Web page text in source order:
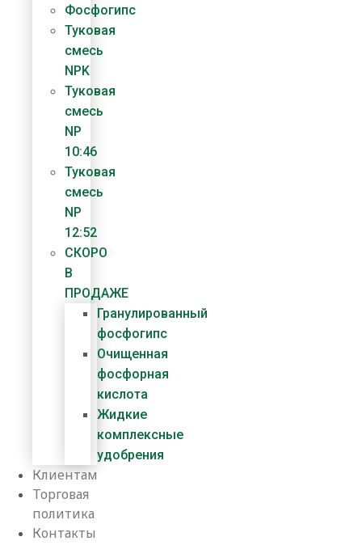
Фосфогипс
Туковая
смесь
NPK
Туковая
смесь
NP
10:46
Туковая
смесь
NP
12:52
СКОРО
В
ПРОДАЖЕ
Гранулированный
фосфогипс
Очищенная
фосфорная
кислота
Жидкие
комплексные
удобрения
Клиентам
Торговая
политика
Контакты